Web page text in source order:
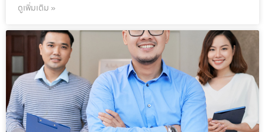
ดูเพิ่มเติม »